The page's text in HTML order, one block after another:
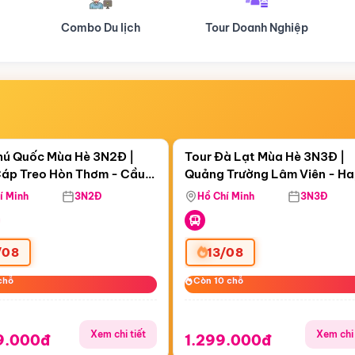
Tour Doanh Nghiệp Du lịch Hành Hương
02:57:18
Treo Hòn Thơm
Quốc Mùa Hè 3N2Đ |
Treo Hòn Thơm - Cầu
Viên Nước Aquatopia
Minh 3N2Đ
Xem chi tiết
Còn06 ngày 02:57:18
Tour Đà Lạt Mùa Hè 3N3Đ |
Quảng Trường Lâm Viên -
Hill - Puppy Farm
Hồ Chí Minh 3N3Đ
13/08
Còn 10 chỗ
Còn 10 chỗ
1.299.000đ Xem